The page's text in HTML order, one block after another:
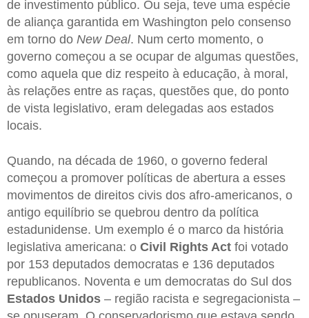
de investimento público. Ou seja, teve uma espécie
de aliança garantida em Washington pelo consenso
em torno do New Deal. Num certo momento, o
governo começou a se ocupar de algumas questões,
como aquela que diz respeito à educação, à moral,
às relações entre as raças, questões que, do ponto
de vista legislativo, eram delegadas aos estados
locais.
Quando, na década de 1960, o governo federal
começou a promover políticas de abertura a esses
movimentos de direitos civis dos afro-americanos, o
antigo equilíbrio se quebrou dentro da política
estadunidense. Um exemplo é o marco da história
legislativa americana: o Civil Rights Act foi votado
por 153 deputados democratas e 136 deputados
republicanos. Noventa e um democratas do Sul dos
Estados Unidos – região racista e segregacionista –